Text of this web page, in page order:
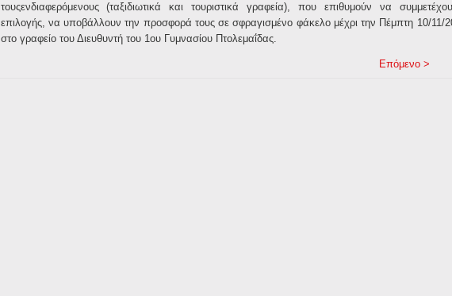
τουςενδιαφερόμενους (ταξιδιωτικά και τουριστικά γραφεία), που επιθυμούν να
επιλογής, να υποβάλλουν την προσφορά τους σε σφραγισμένο φάκελο μέχρι την Πέμπτη 10/11/
στο γραφείο του Διευθυντή του 1ουΓυμνασίου Πτολεμαΐδας.
Επόμενο >